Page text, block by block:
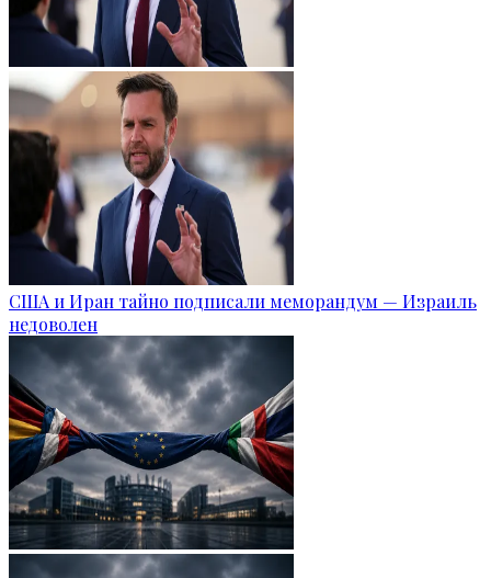
США и Иран тайно подписали меморандум — Израиль
недоволен